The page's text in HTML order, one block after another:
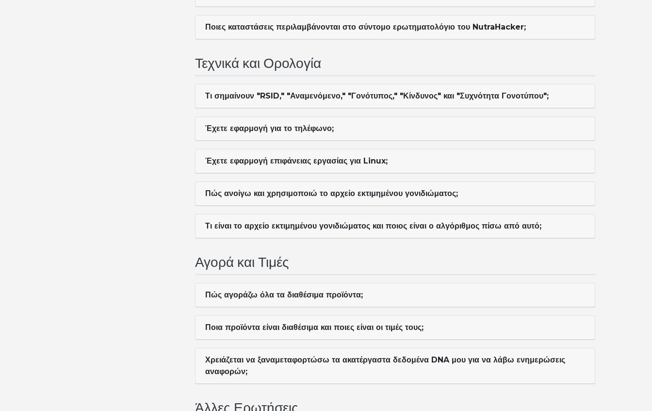
Ποιες καταστάσεις περιλαμβάνονται στο σύντομο ερωτηματολόγιο του NutraHacker;
Τεχνικά και Ορολογία
Τι σημαίνουν "RSID," "Αναμενόμενο," "Γονότυπος," "Κίνδυνος" και "Συχνότητα Γονοτύπου";
Έχετε εφαρμογή για το τηλέφωνο;
Έχετε εφαρμογή επιφάνειας εργασίας για Linux;
Πώς ανοίγω και χρησιμοποιώ το αρχείο εκτιμημένου γονιδιώματος;
Τι είναι το αρχείο εκτιμημένου γονιδιώματος και ποιος είναι ο αλγόριθμος πίσω από αυτό;
Αγορά και Τιμές
Πώς αγοράζω όλα τα διαθέσιμα προϊόντα;
Ποια προϊόντα είναι διαθέσιμα και ποιες είναι οι τιμές τους;
Χρειάζεται να ξαναμεταφορτώσω τα ακατέργαστα δεδομένα DNA μου για να λάβω ενημερώσεις
αναφορών;
Άλλες Ερωτήσεις